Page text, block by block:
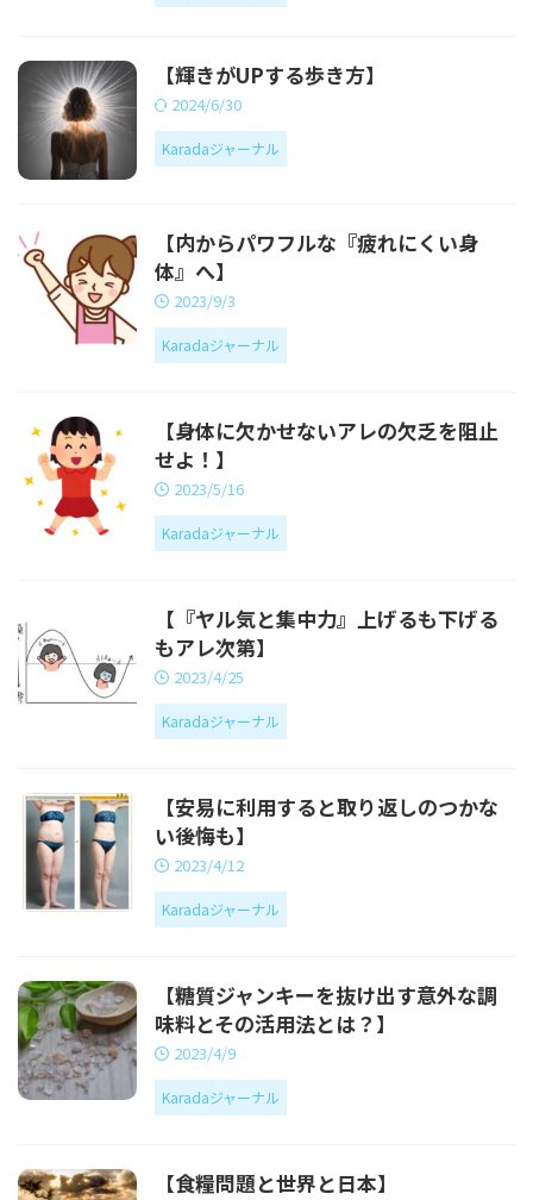
【輝きがUPする歩き方】
2024/6/30
Karadaジャーナル
【内からパワフルな『疲れにくい身
体』へ】
2023/9/3
Karadaジャーナル
【身体に欠かせないアレの欠乏を阻止
せよ！】
2023/5/16
Karadaジャーナル
【『ヤル気と集中力』上げるも下げる
もアレ次第】
2023/4/25
Karadaジャーナル
【安易に利用すると取り返しのつかな
い後悔も】
2023/4/12
Karadaジャーナル
【糖質ジャンキーを抜け出す意外な調
味料とその活用法とは？】
2023/4/9
Karadaジャーナル
【食糧問題と世界と日本】